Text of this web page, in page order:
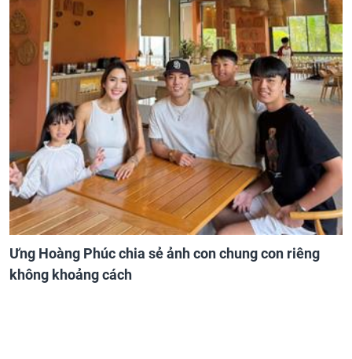
Ưng Hoàng Phúc chia sẻ ảnh con chung con riêng
không khoảng cách